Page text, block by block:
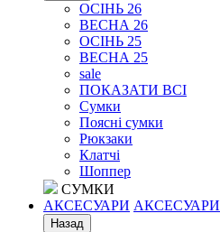
ОСІНЬ 26
ВЕСНА 26
ОСІНЬ 25
ВЕСНА 25
sale
ПОКАЗАТИ ВСІ
Сумки
Поясні сумки
Рюкзаки
Клатчі
Шоппер
СУМКИ
АКСЕСУАРИ АКСЕСУАРИ
Назад